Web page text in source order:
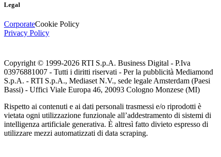
Legal
CorporateCookie Policy
Privacy Policy
Copyright © 1999-2026 RTI S.p.A. Business Digital - P.Iva
03976881007 - Tutti i diritti riservati - Per la pubblicità Mediamond
S.p.A. - RTI S.p.A., Mediaset N.V., sede legale Amsterdam (Paesi
Bassi) - Uffici Viale Europa 46, 20093 Cologno Monzese (MI)
Rispetto ai contenuti e ai dati personali trasmessi e/o riprodotti è
vietata ogni utilizzazione funzionale all’addestramento di sistemi di
intelligenza artificiale generativa. È altresì fatto divieto espresso di
utilizzare mezzi automatizzati di data scraping.